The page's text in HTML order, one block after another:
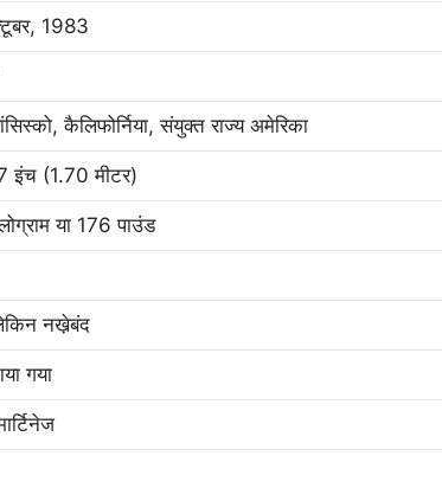
1983
कैलिफोर्निया, संयुक्त राज्य अमेरिका
इंच (1.70 मीटर)
या 176 पाउंड
नखे़बंद
गया